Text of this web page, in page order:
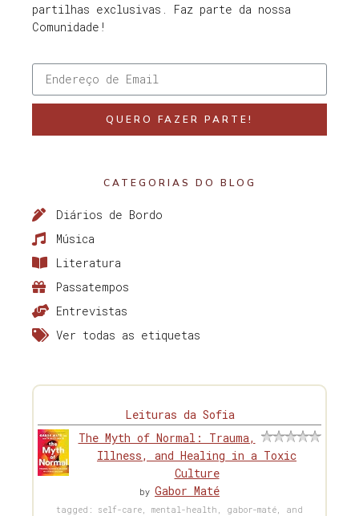
partilhas exclusivas. Faz parte da nossa
Comunidade!
QUERO FAZER PARTE!
CATEGORIAS DO BLOG
Diários de Bordo
Música
Literatura
Passatempos
Entrevistas
Ver todas as etiquetas
Leituras da Sofia
The Myth of Normal: Trauma,
Illness, and Healing in a Toxic
Culture
by Gabor Maté
tagged: self-care, mental-health, gabor-maté, and